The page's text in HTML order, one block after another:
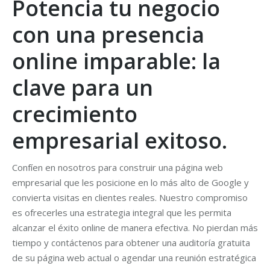
Potencia tu negocio
con una presencia
online imparable: la
clave para un
crecimiento
empresarial exitoso.
Confíen en nosotros para construir una página web
empresarial que les posicione en lo más alto de Google y
convierta visitas en clientes reales. Nuestro compromiso
es ofrecerles una estrategia integral que les permita
alcanzar el éxito online de manera efectiva. No pierdan más
tiempo y contáctenos para obtener una auditoría gratuita
de su página web actual o agendar una reunión estratégica